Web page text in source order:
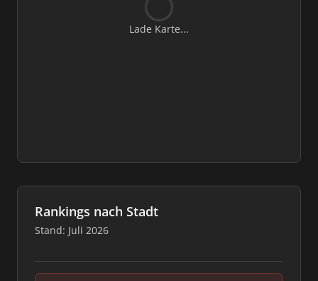
Lade Karte...
Rankings nach Stadt
Stand: Juli 2026